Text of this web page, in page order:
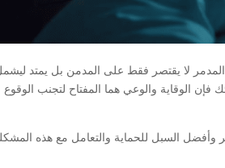
المدمر لا يقتصر فقط على المدمن بل يمتد
الوقاية والوعي هما المفتاح لتجنب
وأفضل السبل للحماية والتعامل مع هذه